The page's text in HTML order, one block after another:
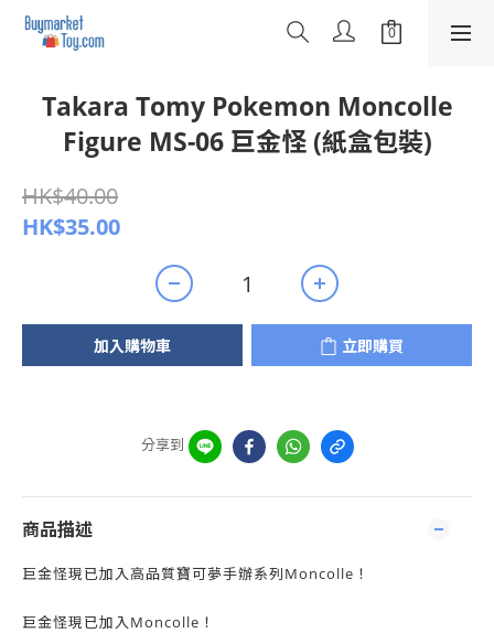
Takara Tomy Pokemon Moncolle
Figure MS-06 巨金怪 (紙盒包裝)
HK$40.00
HK$35.00
加入購物車 立即購買
分享到
商品描述
巨金怪現已加入高品質寶可夢手辦系列Moncolle！
巨金怪現已加入Moncolle！